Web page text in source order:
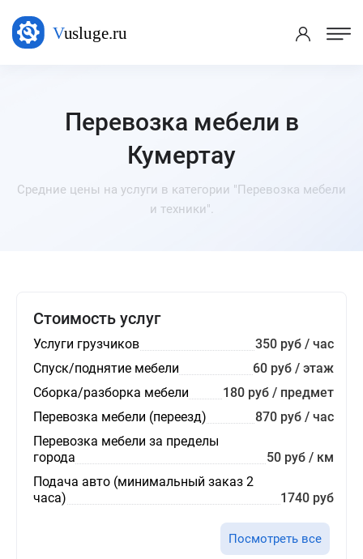
Перевозка мебели в
Кумертау
Средние цены на услуги в категории "Перевозка мебели
и техники".
Стоимость услуг
Услуги грузчиков
350 руб / час
Спуск/поднятие мебели
60 руб / этаж
Сборка/разборка мебели
180 руб / предмет
Перевозка мебели (переезд)
870 руб / час
Перевозка мебели за пределы
города
50 руб / км
Подача авто (минимальный заказ 2
часа)
1740 руб
Посмотреть все